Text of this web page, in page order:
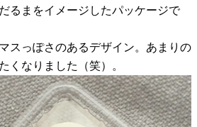
るまをイメージしたパッケージで
スっぽさのあるデザイン。あまりの
くなりました（笑）。